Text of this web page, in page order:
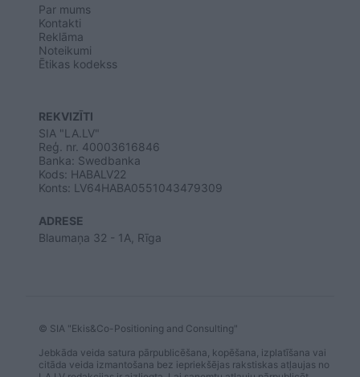
Par mums
Kontakti
Reklāma
Noteikumi
Ētikas kodekss
REKVIZĪTI
SIA "LA.LV"
Reģ. nr. 40003616846
Banka: Swedbanka
Kods: HABALV22
Konts: LV64HABA0551043479309
ADRESE
Blaumaņa 32 - 1A, Rīga
© SIA "Ekis&Co-Positioning and Consulting"
Jebkāda veida satura pārpublicēšana, kopēšana, izplatīšana vai
citāda veida izmantošana bez iepriekšējas rakstiskas atļaujas no